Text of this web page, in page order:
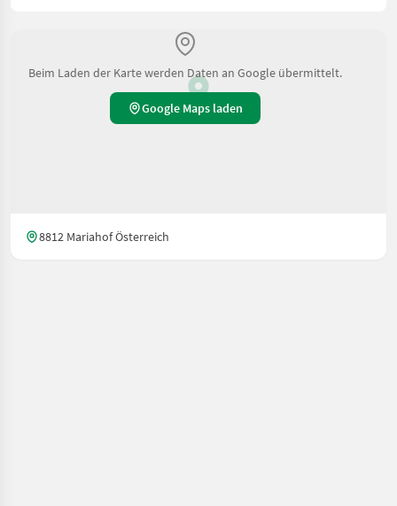
Beim Laden der Karte werden Daten an Google übermittelt.
Google Maps laden
8812 Mariahof Österreich